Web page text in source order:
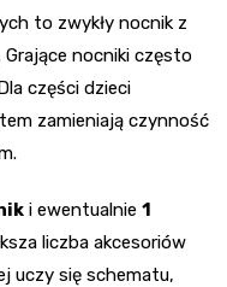
to zwykły nocnik z
nocniki często
części dzieci
zamieniają czynność
i ewentualnie 1
liczba akcesoriów
uczy się schematu,